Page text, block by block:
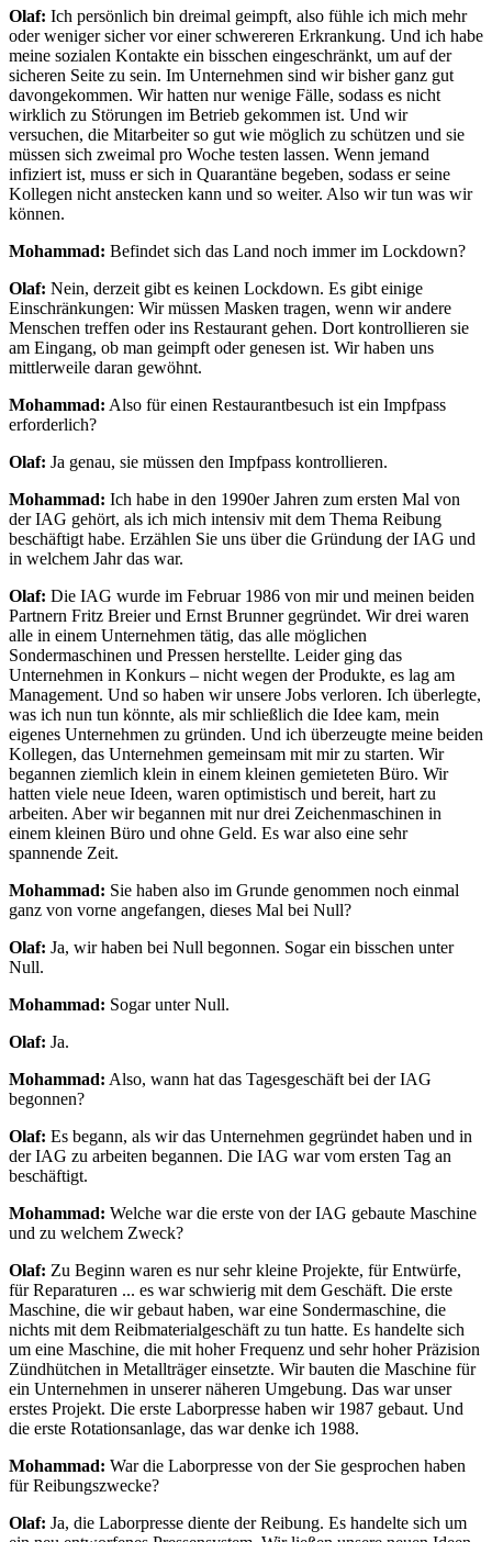
Olaf: Ich persönlich bin dreimal geimpft, also fühle ich mich mehr
oder weniger sicher vor einer schwereren Erkrankung. Und ich habe
meine sozialen Kontakte ein bisschen eingeschränkt, um auf der
sicheren Seite zu sein. Im Unternehmen sind wir bisher ganz gut
davongekommen. Wir hatten nur wenige Fälle, sodass es nicht
wirklich zu Störungen im Betrieb gekommen ist. Und wir
versuchen, die Mitarbeiter so gut wie möglich zu schützen und sie
müssen sich zweimal pro Woche testen lassen. Wenn jemand
infiziert ist, muss er sich in Quarantäne begeben, sodass er seine
Kollegen nicht anstecken kann und so weiter. Also wir tun was wir
können.
Mohammad: Befindet sich das Land noch immer im Lockdown?
Olaf: Nein, derzeit gibt es keinen Lockdown. Es gibt einige
Einschränkungen: Wir müssen Masken tragen, wenn wir andere
Menschen treffen oder ins Restaurant gehen. Dort kontrollieren sie
am Eingang, ob man geimpft oder genesen ist. Wir haben uns
mittlerweile daran gewöhnt.
Mohammad: Also für einen Restaurantbesuch ist ein Impfpass
erforderlich?
Olaf: Ja genau, sie müssen den Impfpass kontrollieren.
Mohammad: Ich habe in den 1990er Jahren zum ersten Mal von
der IAG gehört, als ich mich intensiv mit dem Thema Reibung
beschäftigt habe. Erzählen Sie uns über die Gründung der IAG und
in welchem Jahr das war.
Olaf: Die IAG wurde im Februar 1986 von mir und meinen beiden
Partnern Fritz Breier und Ernst Brunner gegründet. Wir drei waren
alle in einem Unternehmen tätig, das alle möglichen
Sondermaschinen und Pressen herstellte. Leider ging das
Unternehmen in Konkurs – nicht wegen der Produkte, es lag am
Management. Und so haben wir unsere Jobs verloren. Ich überlegte,
was ich nun tun könnte, als mir schließlich die Idee kam, mein
eigenes Unternehmen zu gründen. Und ich überzeugte meine beiden
Kollegen, das Unternehmen gemeinsam mit mir zu starten. Wir
begannen ziemlich klein in einem kleinen gemieteten Büro. Wir
hatten viele neue Ideen, waren optimistisch und bereit, hart zu
arbeiten. Aber wir begannen mit nur drei Zeichenmaschinen in
einem kleinen Büro und ohne Geld. Es war also eine sehr
spannende Zeit.
Mohammad: Sie haben also im Grunde genommen noch einmal
ganz von vorne angefangen, dieses Mal bei Null?
Olaf: Ja, wir haben bei Null begonnen. Sogar ein bisschen unter
Null.
Mohammad: Sogar unter Null.
Olaf: Ja.
Mohammad: Also, wann hat das Tagesgeschäft bei der IAG
begonnen?
Olaf: Es begann, als wir das Unternehmen gegründet haben und in
der IAG zu arbeiten begannen. Die IAG war vom ersten Tag an
beschäftigt.
Mohammad: Welche war die erste von der IAG gebaute Maschine
und zu welchem Zweck?
Olaf: Zu Beginn waren es nur sehr kleine Projekte, für Entwürfe,
für Reparaturen ... es war schwierig mit dem Geschäft. Die erste
Maschine, die wir gebaut haben, war eine Sondermaschine, die
nichts mit dem Reibmaterialgeschäft zu tun hatte. Es handelte sich
um eine Maschine, die mit hoher Frequenz und sehr hoher Präzision
Zündhütchen in Metallträger einsetzte. Wir bauten die Maschine für
ein Unternehmen in unserer näheren Umgebung. Das war unser
erstes Projekt. Die erste Laborpresse haben wir 1987 gebaut. Und
die erste Rotationsanlage, das war denke ich 1988.
Mohammad: War die Laborpresse von der Sie gesprochen haben
für Reibungszwecke?
Olaf: Ja, die Laborpresse diente der Reibung. Es handelte sich um